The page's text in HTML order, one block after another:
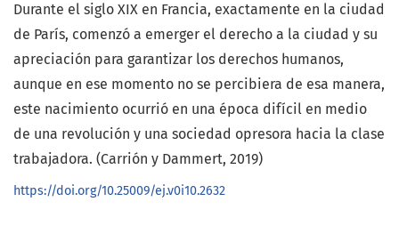
Durante el siglo XIX en Francia, exactamente en la ciudad
de París, comenzó a emerger el derecho a la ciudad y su
apreciación para garantizar los derechos humanos,
aunque en ese momento no se percibiera de esa manera,
este nacimiento ocurrió en una época difícil en medio
de una revolución y una sociedad opresora hacia la clase
trabajadora. (Carrión y Dammert, 2019)
https://doi.org/10.25009/ej.v0i10.2632